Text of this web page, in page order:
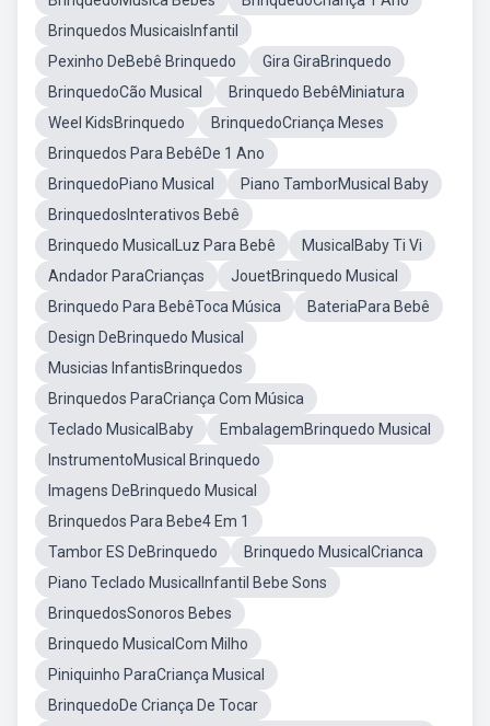
Brinquedos MusicaisInfantil
Pexinho DeBebê Brinquedo
Gira GiraBrinquedo
BrinquedoCão Musical
Brinquedo BebêMiniatura
Weel KidsBrinquedo
BrinquedoCriança Meses
Brinquedos Para BebêDe 1 Ano
BrinquedoPiano Musical
Piano TamborMusical Baby
BrinquedosInterativos Bebê
Brinquedo MusicalLuz Para Bebê
MusicalBaby Ti Vi
Andador ParaCrianças
JouetBrinquedo Musical
Brinquedo Para BebêToca Música
BateriaPara Bebê
Design DeBrinquedo Musical
Musicias InfantisBrinquedos
Brinquedos ParaCriança Com Música
Teclado MusicalBaby
EmbalagemBrinquedo Musical
InstrumentoMusical Brinquedo
Imagens DeBrinquedo Musical
Brinquedos Para Bebe4 Em 1
Tambor ES DeBrinquedo
Brinquedo MusicalCrianca
Piano Teclado MusicalInfantil Bebe Sons
BrinquedosSonoros Bebes
Brinquedo MusicalCom Milho
Piniquinho ParaCriança Musical
BrinquedoDe Criança De Tocar